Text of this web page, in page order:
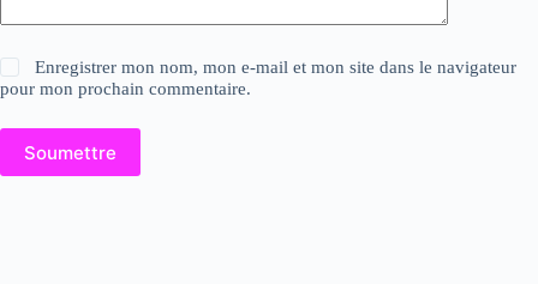
Enregistrer mon nom, mon e-mail et mon site dans le navigateur
pour mon prochain commentaire.
Soumettre